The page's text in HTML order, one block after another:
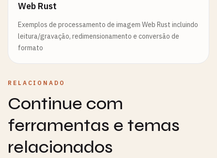
Web Rust
Exemplos de processamento de imagem Web Rust incluindo
leitura/gravação, redimensionamento e conversão de
formato
RELACIONADO
Continue com
ferramentas e temas
relacionados